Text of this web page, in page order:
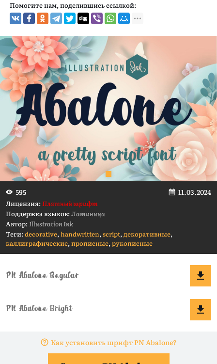
Помогите нам, поделившись ссылкой:
595 11.03.2024
Лицензия: Платный шрифт
Поддержка языков:Латиница
Автор: Illustration Ink
Теги:decorative, handwritten, script, декоративные,
каллиграфические, прописные, рукописные
Как установить шрифт PN Abalone?